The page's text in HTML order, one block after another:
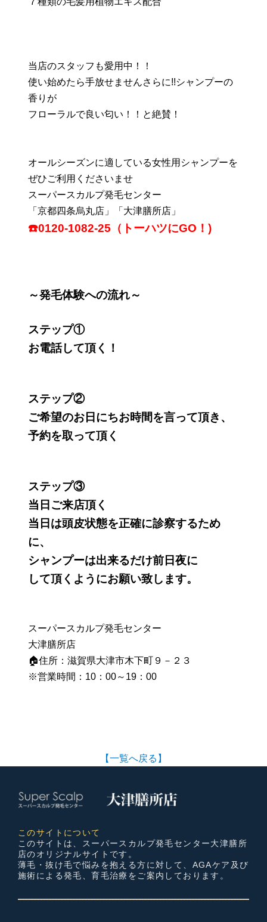
当店のスタッフも愛用中！！
使い始めたら手放せませんさらに!!シャンプーの
香りが
フローラルで良い匂い！！と絶賛！
オールシーズンに適している女性用シャンプーを
ぜひご利用くださいませ
スーパースカルプ発毛センター
「京都四条烏丸店」「大津膳所店」
☎️0120-1082-25（トーハツにGO！)
～発毛体験への流れ～
ステップ①
お電話して頂く！
ステップ②
ご希望のお日にちお時間を言って頂き、
予約を取って頂く
ステップ③
当日ご来店頂く
当日は頭皮状態を正確に診察するため
に、
シャンプーは出来るだけ前日夜に
して頂くようにお願い致します。
スーパースカルプ発毛センター
大津膳所店
🏠住所：滋賀県大津市木下町９－２３
※営業時間：10：00～19：00
【一覧へ戻る】
このサイトについて
このサイトは、スーパースカルプ発毛センター大津膳所
店のオリジナルサイトです。
薄毛・抜け毛で悩みを抱える方に対して、AGAケア及び
施術による発毛、育毛治療をご案内しております。